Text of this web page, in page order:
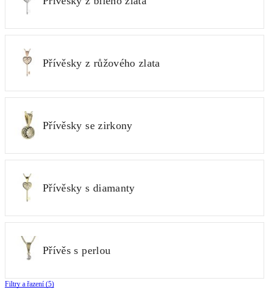
Přívěsky z růžového zlata
Přívěsky se zirkony
Přívěsky s diamanty
Přívěs s perlou
Filtry a řazení (5)